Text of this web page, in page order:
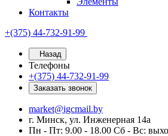
Контакты
+(375) 44-732-91-99
Назад
Телефоны
+(375) 44-732-91-99
Заказать звонок
market@igcmail.by
г. Минск, ул. Инженерная 14а
Пн - Пт: 9.00 - 18.00 Сб - Вс: